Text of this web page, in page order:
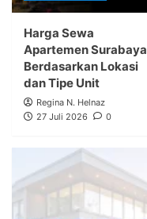
Harga Sewa
Apartemen Surabaya
Berdasarkan Lokasi
dan Tipe Unit
Regina N. Helnaz
27 Juli 2026
0